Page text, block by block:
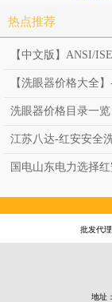
热点推荐
【中文版】ANSI/
【洗眼器价格大全
洗眼器价格目录一
江苏八达-红安安全
国电山东电力选择
批发代理
地址